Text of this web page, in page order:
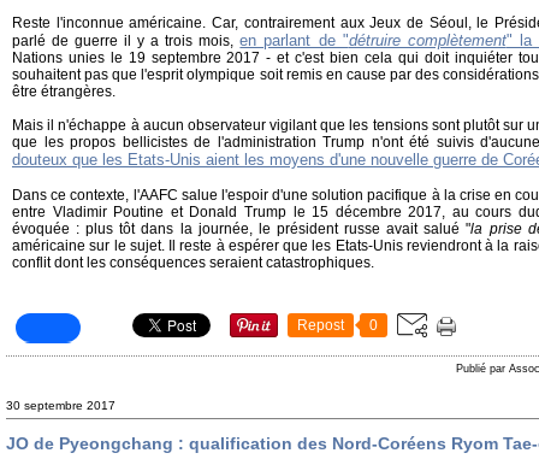
Reste l'inconnue américaine. Car, contrairement aux Jeux de Séoul, le
parlé de guerre il y a trois mois,en parlant de "détruire complètement" la
Nations unies le 19 septembre 2017 - et c'est bien cela qui doit inquiéter
souhaitent pas que l'esprit olympique soit remis en cause par des
être étrangères.
Mais il n'échappe à aucun observateur vigilant que les tensions sont plutôt sur
que les propos bellicistes de l'administration Trump n'ont été suivis
douteux que les Etats-Unis aient les moyens d'une nouvelle guerre de
Dans ce contexte, l'AAFC salue l'espoir d'une solution pacifique à la crise en
entre Vladimir Poutine et Donald Trump le 15 décembre 2017, au cours
évoquée : plus tôt dans la journée, le président russe avait salué "la prise
américaine sur le sujet. Il reste à espérer que les Etats-Unis reviendront à la
conflit dont les conséquences seraient catastrophiques.
Repost 0
Publié par
30 septembre 2017
JO de Pyeongchang : qualification des Nord-Coréens Ryom